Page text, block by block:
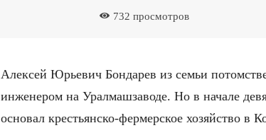
732 просмотров
Алексей Юрьевич Бондарев из семьи
инженером на Уралмашзаводе. Но в начале
основал крестьянско-фермерское хозяйство в